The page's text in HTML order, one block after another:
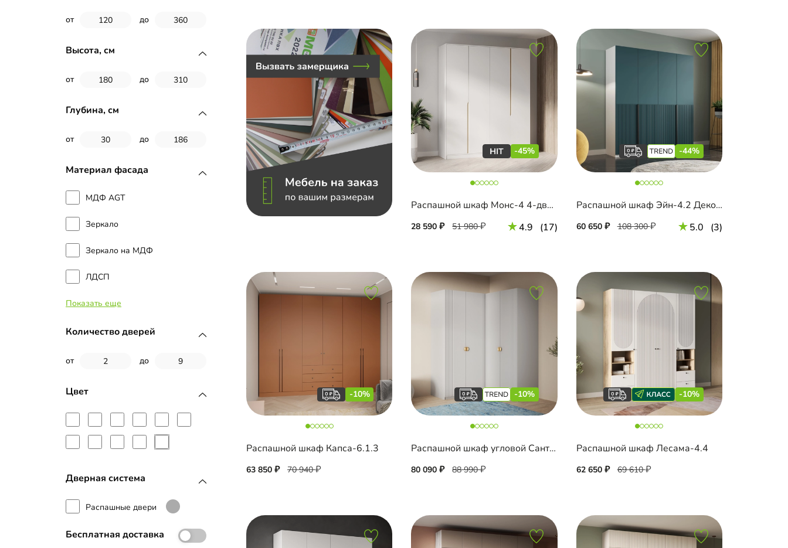
от до
Высота, см
от до
Глубина, см
от до
Материал фасада
МДФ AGT
Зеркало
Зеркало на МДФ
ЛДСП
Наборные планки МДФ
Стекло
МДФ с пленкой ПВХ
Рамка МДФ
Показать еще
Количество дверей
от до
Цвет
Дверная система
Распашные двери
Бесплатная доставка
-45%
Распашной шкаф Монс-4 4-дверный
28 590 51 980 4.9 (17)
-44%
Распашной шкаф Эйн-4.2 Декор 1
60 650 108 300 5.0 (3)
-10%
Распашной шкаф Капса-6.1.3
63 850 70 940
-10%
Распашной шкаф угловой Санторини-600 Лайф
80 090 88 990
-10%
Распашной шкаф Лесама-4.4
62 650 69 610